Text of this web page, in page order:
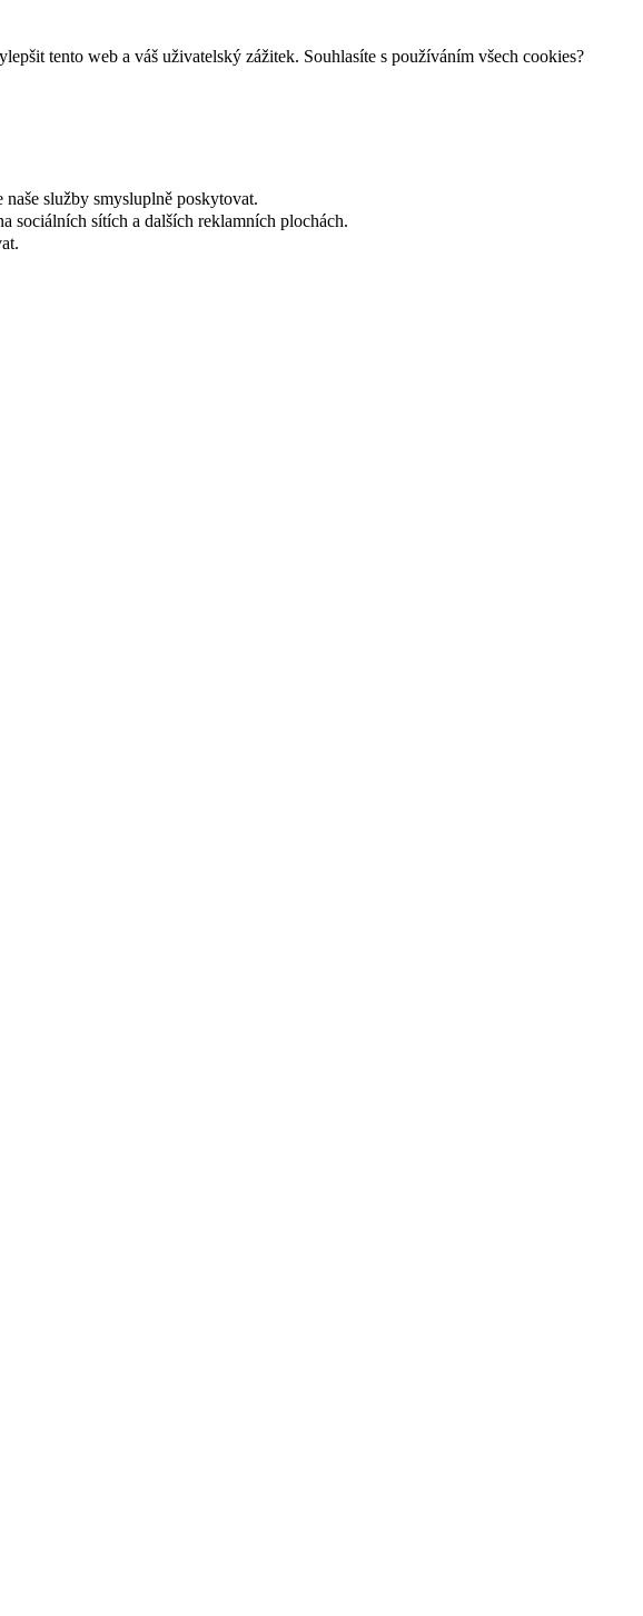
tento web a váš uživatelský zážitek. Souhlasíte s používáním všech cookies?
služby smysluplně poskytovat.
sociálních sítích a dalších reklamních plochách.